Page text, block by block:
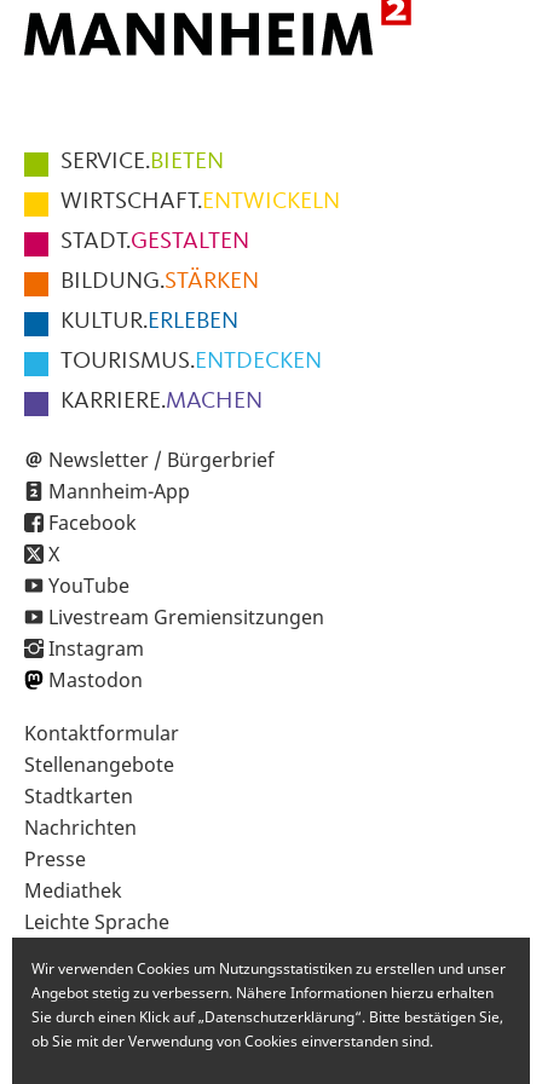
Hauptmenüpunkte
im
Fußbereich
der
Seite
SERVICE.BIETEN
WIRTSCHAFT.ENTWICKELN
STADT.GESTALTEN
BILDUNG.STÄRKEN
KULTUR.ERLEBEN
TOURISMUS.ENTDECKEN
KARRIERE.MACHEN
Newsletter / Bürgerbrief
Mannheim-App
Facebook
X
YouTube
Livestream Gremiensitzungen
Instagram
Mastodon
Sekundärnavigation
im
Fußbereich
Kontaktformular
Stellenangebote
Stadtkarten
Nachrichten
Presse
Mediathek
Leichte Sprache
Wir verwenden Cookies um Nutzungsstatistiken zu erstellen und unser
Angebot stetig zu verbessern. Nähere Informationen hierzu erhalten
Sie durch einen Klick auf „Datenschutzerklärung“. Bitte bestätigen Sie,
ob Sie mit der Verwendung von Cookies einverstanden sind.